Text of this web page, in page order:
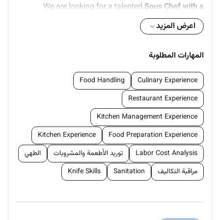
We are looking for a talented Sous Chef with a
Mediterranean backgroundto join a luxury
hospitality environment. The ideal candidate will have
delivering high-quality Mediterranean cuisine in a
Requirements
Mediterranean background and cuisine experience
required
Previous experience asSous Chef in high-end
hospitality
Strong leadership and kitchen management skills
Ability to work in a fast-paced environment while
maintaining high standards
Benefits
اعرض المزيد
المهارات المطلوبة
Culinary Experience
Food Handling
Restaurant Experience
Kitchen Management Experience
Food Preparation Experience
Kitchen Experience
Labor Cost Analysis
توريد الأطعمة والمشروبات
الطهي
مراقبة التكاليف
Sanitation
Knife Skills